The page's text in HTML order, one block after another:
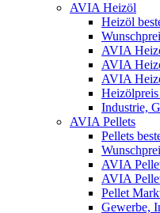
AVIA Heizöl
Heizöl
AVIA
AVIA
AVIA
Industrie,
AVIA Pellets
Pellets
AVIA
AVIA
Pellet
Gewerbe,